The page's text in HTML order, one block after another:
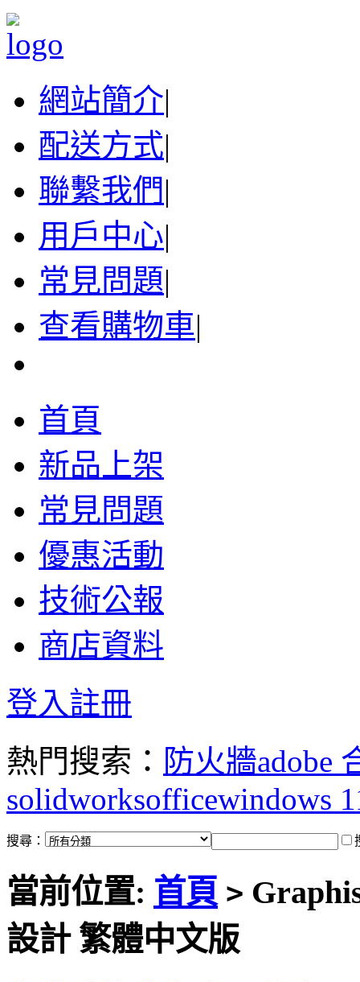
網站簡介|
配送方式|
聯繫我們|
用戶中心|
常見問題|
查看購物車|
首頁
新品上架
常見問題
優惠活動
技術公報
商店資料
登入註冊
熱門搜索： 防火牆adobe
solidworksofficewindows
搜尋：
當前位置: 首頁 >
設計 繁體中文版